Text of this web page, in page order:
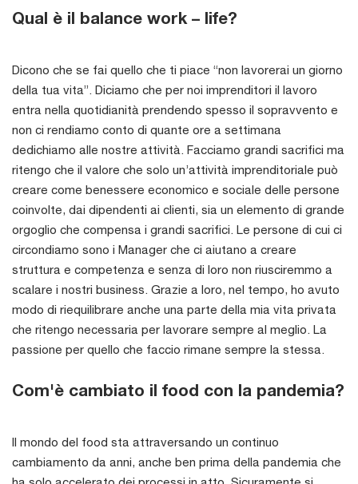
Qual è il balance work – life?
Dicono che se fai quello che ti piace “non lavorerai un giorno
della tua vita”. Diciamo che per noi imprenditori il lavoro
entra nella quotidianità prendendo spesso il sopravvento e
non ci rendiamo conto di quante ore a settimana
dedichiamo alle nostre attività. Facciamo grandi sacrifici ma
ritengo che il valore che solo un’attività imprenditoriale può
creare come benessere economico e sociale delle persone
coinvolte, dai dipendenti ai clienti, sia un elemento di grande
orgoglio che compensa i grandi sacrifici. Le persone di cui ci
circondiamo sono i Manager che ci aiutano a creare
struttura e competenza e senza di loro non riusciremmo a
scalare i nostri business. Grazie a loro, nel tempo, ho avuto
modo di riequilibrare anche una parte della mia vita privata
che ritengo necessaria per lavorare sempre al meglio. La
passione per quello che faccio rimane sempre la stessa.
Com'è cambiato il food con la pandemia?
Il mondo del food sta attraversando un continuo
cambiamento da anni, anche ben prima della pandemia che